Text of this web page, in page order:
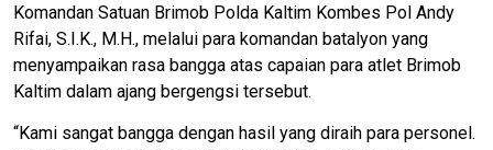
Komandan Satuan Brimob Polda Kaltim Kombes Pol Andy
Rifai, S.I.K., M.H., melalui para komandan batalyon yang
menyampaikan rasa bangga atas capaian para atlet Brimob
Kaltim dalam ajang bergengsi tersebut.
“Kami sangat bangga dengan hasil yang diraih para personel.